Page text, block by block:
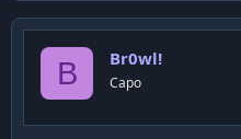
o
n
s
:
B Br0wl!
Capo